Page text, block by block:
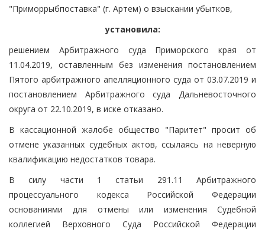
"Приморрыбпоставка" (г. Артем) о взыскании убытков,
установила:
решением Арбитражного суда Приморского края от
11.04.2019, оставленным без изменения постановлением
Пятого арбитражного апелляционного суда от 03.07.2019 и
постановлением Арбитражного суда Дальневосточного
округа от 22.10.2019, в иске отказано.
В кассационной жалобе общество "Паритет" просит об
отмене указанных судебных актов, ссылаясь на неверную
квалификацию недостатков товара.
В силу части 1 статьи 291.11 Арбитражного
процессуального кодекса Российской Федерации
основаниями для отмены или изменения Судебной
коллегией Верховного Суда Российской Федерации